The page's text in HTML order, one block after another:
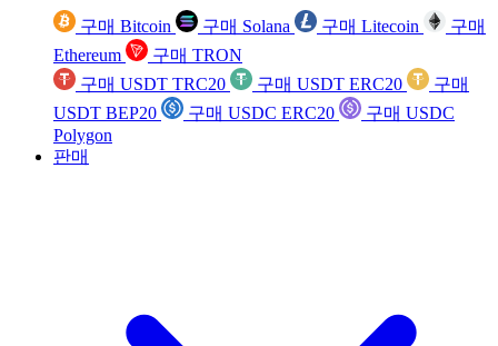
구매 Bitcoin 구매 Solana 구매 Litecoin
구매
Ethereum
구매 TRON
구매 USDT TRC20
구매 USDT ERC20
구매
USDT BEP20
구매 USDC ERC20
구매 USDC
Polygon
판매